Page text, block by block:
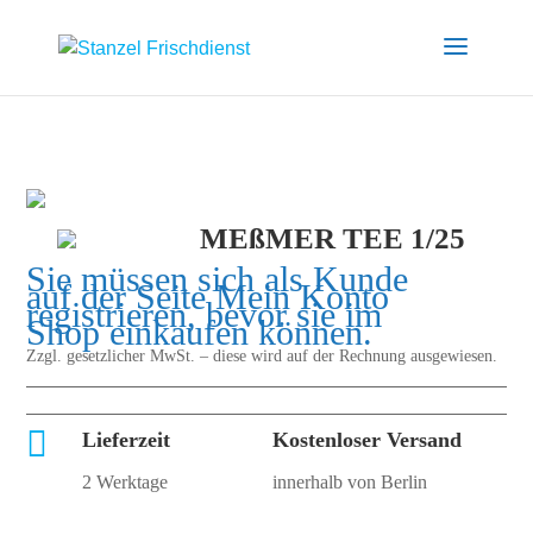
MEßMER TEE 1/25
Sie müssen sich als Kunde
auf der SeiteMein Konto
registrieren, bevor sie im
Shop einkaufen können.
Zzgl. gesetzlicher MwSt. – diese wird auf der Rechnung ausgewiesen.
 Lieferzeit
2 Werktage
Kostenloser Versand
innerhalb von Berlin